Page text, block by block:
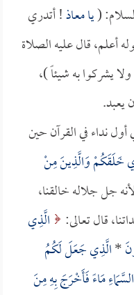
(يامعاذ! أتدري
أعلم، قال عليه الصلاة
يشركوا به شيئاً )،
يعبد.
نداء في القرآن حين
خَلَقَكُمْ وَالَّذِينَ مِنْ
لأنه جل جلاله خالقنا،
قال تعالى:
الَّذِي
*الَّذِي جَعَلَ لَكُمُ
مَاءً فَأَخْرَجَ بِهِ مِنَ